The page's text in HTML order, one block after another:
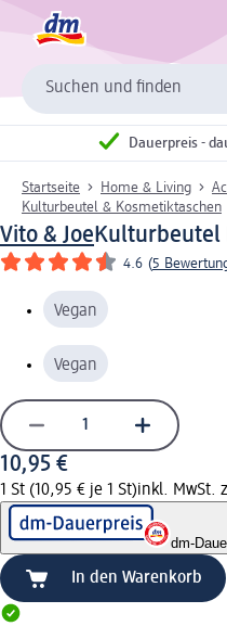
Suchen und finden
Dauerpreis -
Startseite Home & Living
Kulturbeutel & Kosmetiktaschen
Vito & Joe Kulturbeutel
4.6 (5
Vegan
Vegan
10,95 €
1 St (10,95 € je 1 St)inkl. MwSt.
dm-
In den Warenkorb